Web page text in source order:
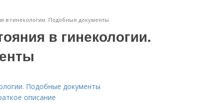
в гинекологии. Подобные документы
в гинекологии.
Подобные документы
описание